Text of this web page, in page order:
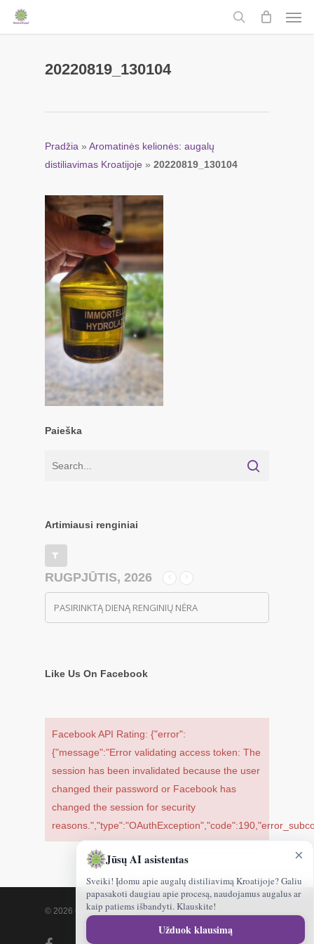
Skip
search
20220819_130104
Pradžia » Aromatinės kelionės: augalų
distiliavimas Kroatijoje » 20220819_130104
Paieška
Artimiausi renginiai
RUGPJŪTIS, 2026
PASIRINKTĄ DIENĄ RENGINIŲ NĖRA
Like Us On Facebook
Facebook API Rating: {"error":
{"message":"Error validating access token: The
session has been invalidated because the user
changed their password or Facebook has
changed the session for security
© 2026 Gamtoskvapai.lt.
×
Jūsų AI asistentas
Sveiki! Įdomu apie augalų distiliavimą Kroatijoje? Galiu
papasakoti daugiau apie procesą, naudojamus augalus ar
kaip patiems išbandyti. Klauskite!
Užduok klausimą